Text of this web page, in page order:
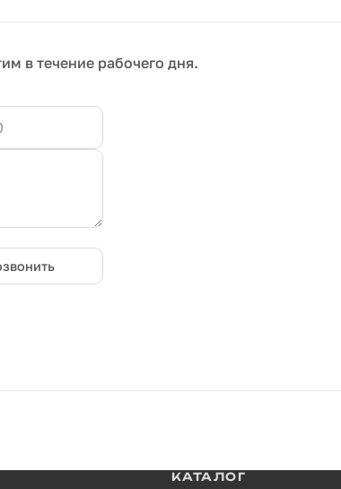
в течение рабочего дня.
КАТАЛОГ